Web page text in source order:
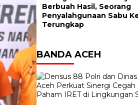
Berbuah Hasil, Seorang
Penyalahgunaan Sabu
Terungkap
BANDA ACEH